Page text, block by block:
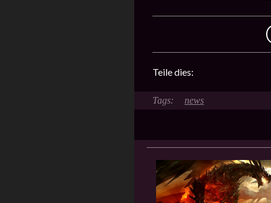
Teile dies:
news